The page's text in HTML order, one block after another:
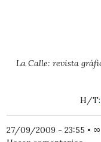
La Calle: revista
H/T:
27/09/2009 - 23:55 • ∞